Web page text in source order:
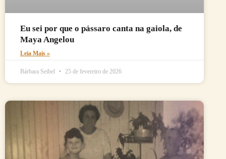
Eu sei por que o pássaro canta na gaiola, de
Maya Angelou
Leia Mais »
Bárbara Seibel 25 de fevereiro de 2026